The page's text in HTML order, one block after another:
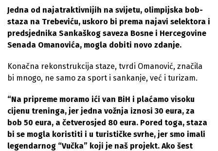
Jedna od najatraktivnijih na svijetu, olimpijska bob-
staza na Trebeviću, uskoro bi prema najavi selektora i
predsjednika Sankaškog saveza Bosne i Hercegovine
Senada Omanovića, mogla dobiti novo zdanje.
Konačna rekonstrukcija staze, tvrdi Omanović, značila
bi mnogo, ne samo za sport i sankanje, već i turizam.
“Na pripreme moramo ići van BiH i plaćamo visoku
cijenu treninga, jer jedna vožnja iznosi 30 eura, za
bob 50 eura, a četverosjed 80 eura. Pored toga, staza
bi se mogla koristiti i u turističke svrhe, jer smo imali
legendarnog “Vučka” koji je naš projekt. Ako šest